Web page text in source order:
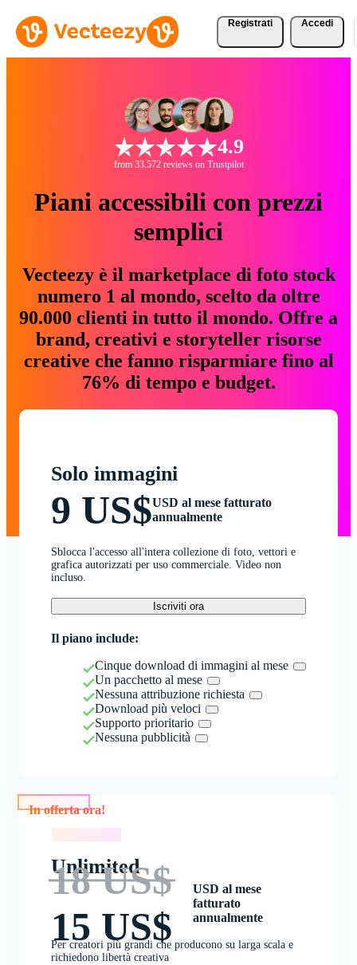
Registrati Accedi
4.9
from 33.572 reviews on Trustpilot
Piani accessibili con prezzi
semplici
Vecteezy è il marketplace di foto stock
numero 1 al mondo, scelto da oltre
90.000 clienti in tutto il mondo. Offre a
brand, creativi e storyteller risorse
creative che fanno risparmiare fino al
76% di tempo e budget.
Solo immagini
9 US$USD al mese fatturato
annualmente
Sblocca l'accesso all'intera collezione di foto, vettori e
grafica autorizzati per uso commerciale. Video non
incluso.
Iscriviti ora
Il piano include:
Cinque download di immagini al mese
Un pacchetto al mese
Nessuna attribuzione richiesta
Download più veloci
Supporto prioritario
Nessuna pubblicità
Unlimited
18 US$
15 US$
USD al mese
fatturato
annualmente
Per creatori più grandi che producono su larga scala e
richiedono libertà creativa